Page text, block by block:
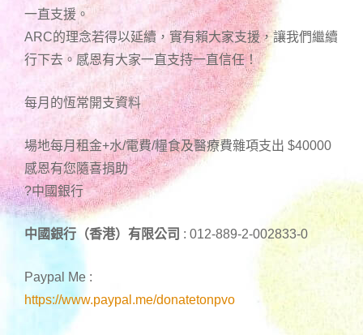
一直支援。
ARC的理念若得以延續，實有賴大家支援，讓我們繼續
行下去。感恩有大家一直支持一直信任！
每月的恆常開支資料
場地每月租金+水/電費/糧食及醫療費雜項支出 $40000
感恩有您隨喜捐助
?中國銀行
中國銀行（香港）有限公司 : 012-889-2-002833-0
Paypal Me :
https://www.paypal.me/donatetonpvo